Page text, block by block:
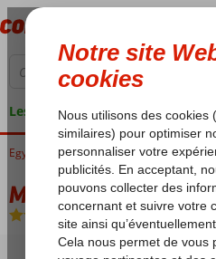
Les garanties de vacances
Egypte Mer Rouge Hurghada El Gouna
Mosaique Hotel
Demi-pension-Hôtel